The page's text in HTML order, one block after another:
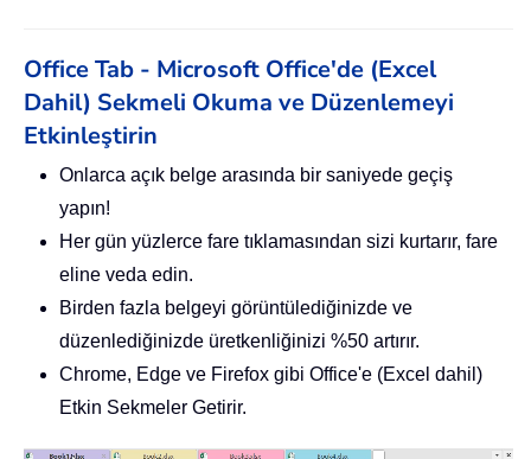
Office Tab - Microsoft Office'de (Excel
Dahil) Sekmeli Okuma ve Düzenlemeyi
Etkinleştirin
Onlarca açık belge arasında bir saniyede geçiş
yapın!
Her gün yüzlerce fare tıklamasından sizi kurtarır, fare
eline veda edin.
Birden fazla belgeyi görüntülediğinizde ve
düzenlediğinizde üretkenliğinizi %50 artırır.
Chrome, Edge ve Firefox gibi Office'e (Excel dahil)
Etkin Sekmeler Getirir.